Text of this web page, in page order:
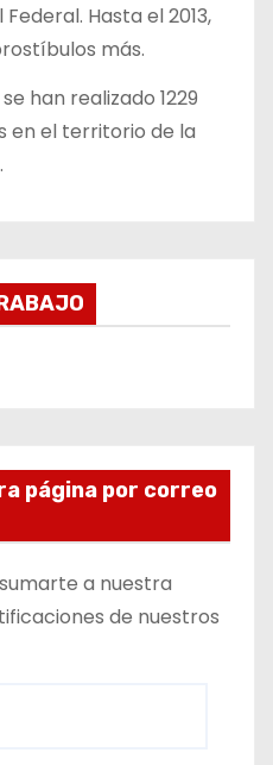
Hasta el 2013,
más.
han realizado 1229
en el territorio de la
página por correo
a nuestra
de nuestros